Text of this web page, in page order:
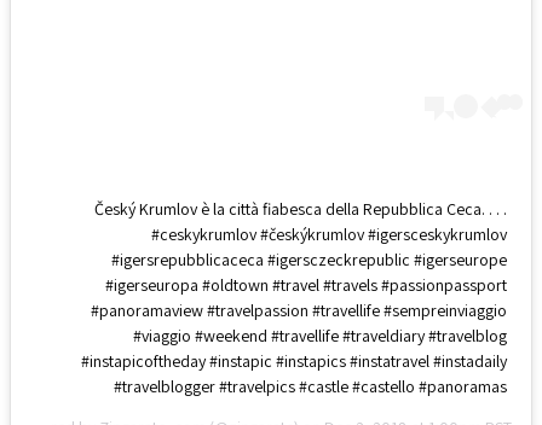
Český Krumlov è la città fiabesca della Repubblica Ceca. . . .
#ceskykrumlov #českýkrumlov #igersceskykrumlov
#igersrepubblicaceca #igersczeckrepublic #igerseurope
#igerseuropa #oldtown #travel #travels #passionpassport
#panoramaview #travelpassion #travellife #sempreinviaggio
#viaggio #weekend #travellife #traveldiary #travelblog
#instapicoftheday #instapic #instapics #instatravel #instadaily
#travelblogger #travelpics #castle #castello #panoramas